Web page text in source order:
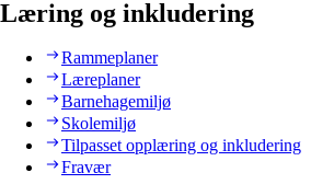
Læring og inkludering
Rammeplaner
Læreplaner
Barnehagemiljø
Skolemiljø
Tilpasset opplæring og inkludering
Fravær